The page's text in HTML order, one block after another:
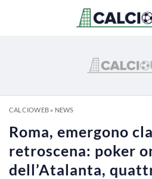
CALCIOWEB» NEWS
Roma, emergono
retroscena: poker
dell’Atalanta,